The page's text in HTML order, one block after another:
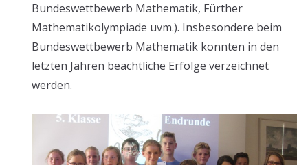
Bundeswettbewerb Mathematik, Fürther
Mathematikolympiade uvm.). Insbesondere beim
Bundeswettbewerb Mathematik konnten in den
letzten Jahren beachtliche Erfolge verzeichnet
werden.